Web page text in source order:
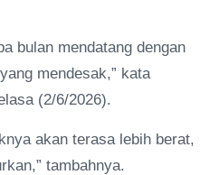
bulan mendatang dengan
mendesak,” kata
(2/6/2026).
akan terasa lebih berat,
tambahnya.